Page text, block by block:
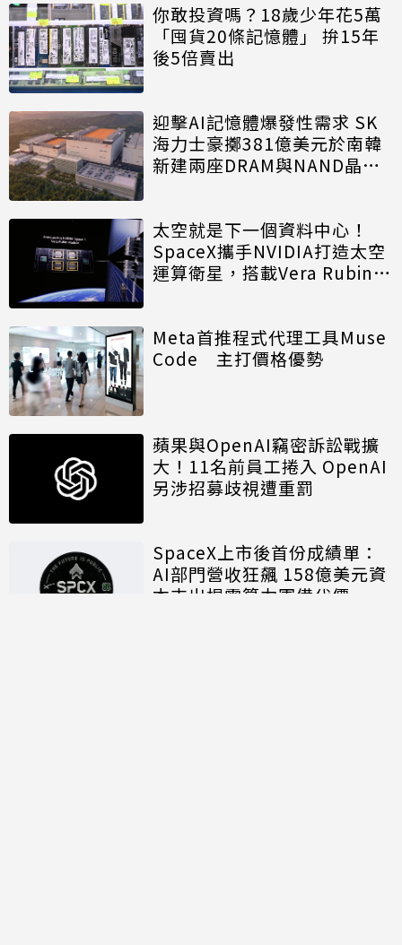
你敢投資嗎？18歲少年花5萬
「囤貨20條記憶體」 拚15年
後5倍賣出
迎擊AI記憶體爆發性需求 SK
海力士豪擲381億美元於南韓
新建兩座DRAM與NAND晶圓
太空就是下一個資料中心！
SpaceX攜手NVIDIA打造太空
運算衛星，搭載Vera Rubin運
Meta首推程式代理工具Muse
Code 主打價格優勢
蘋果與OpenAI竊密訴訟戰擴
大！11名前員工捲入 OpenAI
另涉招募歧視遭重罰
SpaceX上市後首份成績單：
AI部門營收狂飆 158億美元資
本支出揭露算力軍備代價